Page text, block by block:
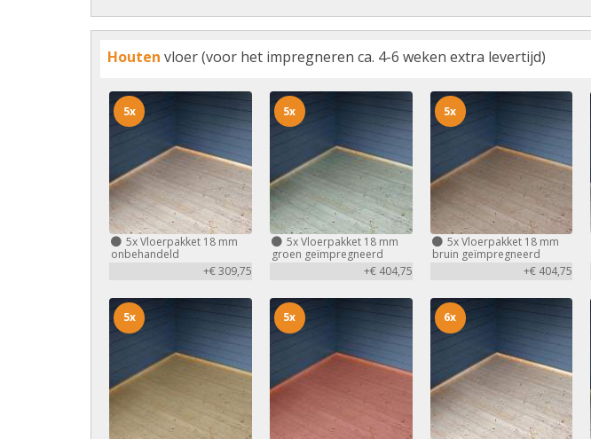
Houten vloer (voor het impregneren ca. 4-6 weken extra levertijd)
5xVloerpakket 18 mm
onbehandeld
+€ 309,75
5x
5xVloerpakket 18 mm
groen geïmpregneerd
+€ 404,75
5x
5xVloerpakket 18 mm
bruin geïmpregneerd
+€ 404,75
5x
5x 5x 6x